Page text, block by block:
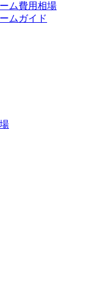
ム費用相場
ムガイド